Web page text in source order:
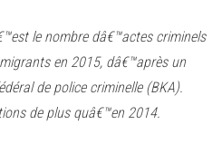
le nombre dâ€™actes criminels
en 2015, dâ€™après un
de police criminelle (BKA).
de plus quâ€™en 2014.